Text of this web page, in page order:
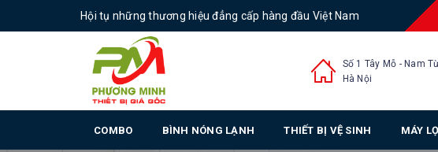
Hội tụ những thương hiệu đẳng cấp hàng đầu Việt Nam
Số 1 Tây Mỗ - Nam
Hà Nội
COMBO BÌNH NÓNG LẠNH THIẾT BỊ VỆ SINH MÁY